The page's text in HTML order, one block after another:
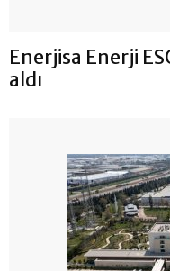
Enerjisa Enerji
aldı